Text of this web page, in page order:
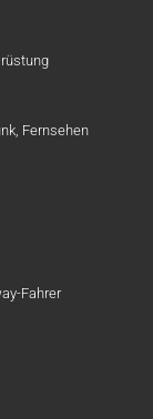
Fernsehen
Fahrer